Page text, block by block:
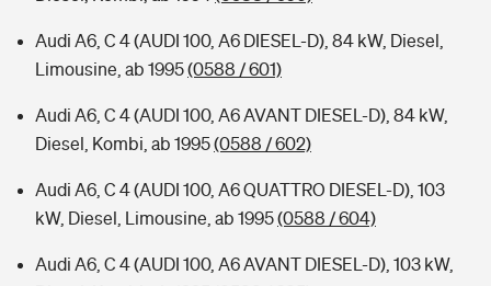
Audi A6, C 4 (AUDI 100, A6 DIESEL-D), 84 kW, Diesel,
Limousine, ab 1995(0588 / 601)
Audi A6, C 4 (AUDI 100, A6 AVANT DIESEL-D), 84 kW,
Diesel, Kombi, ab 1995(0588 / 602)
Audi A6, C 4 (AUDI 100, A6 QUATTRO DIESEL-D), 103
kW, Diesel, Limousine, ab 1995(0588 / 604)
Audi A6, C 4 (AUDI 100, A6 AVANT DIESEL-D), 103 kW,